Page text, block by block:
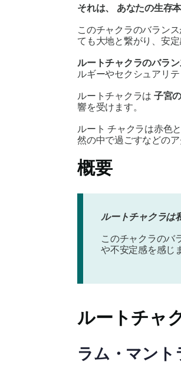
それは、 あなたの生存
このチャクラのバラン
ても大地と繋がり、安
ルートチャクラのバラ
ルギーやセクシュアリ
ルートチャクラは 子宮
響を受けます。
ルート チャクラは赤色
然の中で過ごすなどの
概要
ルートチャクラは
このチャクラのバ
や不安定感を感じ
ルートチャ
ラム・マント